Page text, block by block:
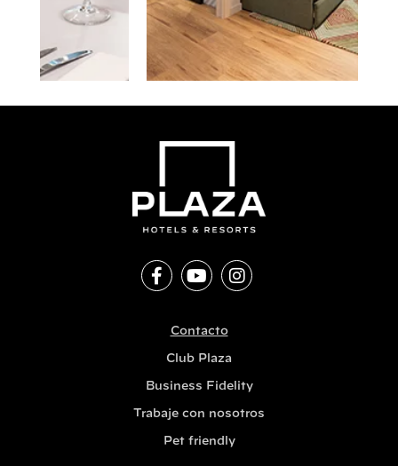
Contacto
Club Plaza
Business Fidelity
Trabaje con nosotros
Pet friendly